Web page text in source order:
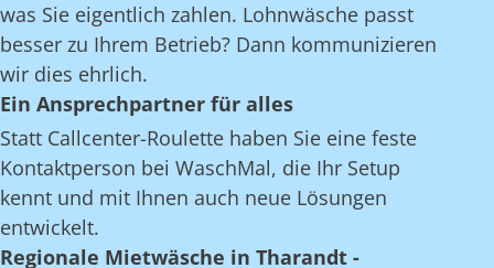
was Sie eigentlich zahlen. Lohnwäsche passt
besser zu Ihrem Betrieb? Dann kommunizieren
wir dies ehrlich.
Ein Ansprechpartner für alles
Statt Callcenter-Roulette haben Sie eine feste
Kontaktperson bei WaschMal, die Ihr Setup
kennt und mit Ihnen auch neue Lösungen
entwickelt.
Regionale Mietwäsche in Tharandt -